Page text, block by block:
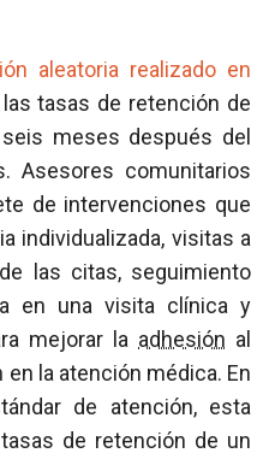
aleatoria realizado en
tasas de retención de
seis meses después del
Asesores comunitarios
de intervenciones que
individualizada, visitas a
las citas, seguimiento
en una visita clínica y
mejorar la adhesión al
la atención médica. En
de atención, esta
de retención de un